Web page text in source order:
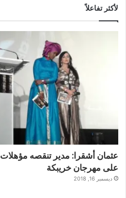
لأكثر تفاعلاً
عثمان أشقرا: مدير تنقصه مؤهلات
على مهرجان خريبكة
ديسمبر 16, 2018